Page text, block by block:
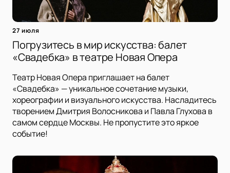
27 июля
Погрузитесь в мир искусства: балет
«Свадебка» в театре Новая Опера
Театр Новая Опера приглашает на балет
«Свадебка» — уникальное сочетание музыки,
хореографии и визуального искусства. Насладитесь
творением Дмитрия Волосникова и Павла Глухова в
самом сердце Москвы. Не пропустите это яркое
событие!